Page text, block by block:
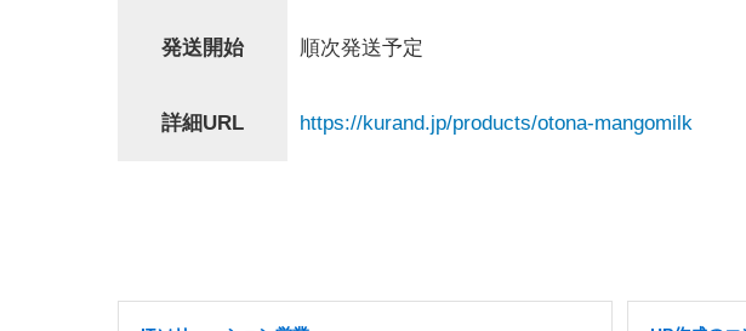
発送開始 順次発送予定
詳細URL https://kurand.jp/products/otona-mangomilk